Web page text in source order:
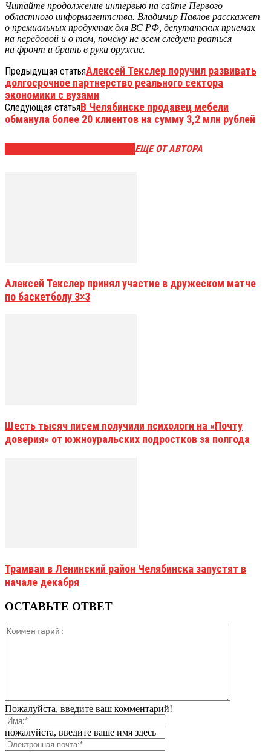
Читайте продолжение интервью на сайте Первого
областного информагентства. Владимир Павлов расскажет
о премиальных продуктах для ВС РФ, депутатских приемах
на передовой и о том, почему не всем следует рваться
на фронт и брать в руки оружие.
Предыдущая статьяАлексей Текслер поручил развивать
долгосрочное партнерство реального сектора
экономики с вузами
Следующая статьяВ Челябинске продавец мебели
обманула более 20 клиентов на сумму 3,2 млн рублей
ЕЩЕ ОТ АВТОРА
Алексей Текслер принял участие в дружеском матче
по баскетболу 3×3
Шесть тысяч писем получили психологи на «Почту
доверия» от южноуральских подростков за полгода
Трамваи в Ленинский район Челябинска запустят в
начале декабря
ОСТАВЬТЕ ОТВЕТ
Пожалуйста, введите ваш комментарий!
пожалуйста, введите ваше имя здесь